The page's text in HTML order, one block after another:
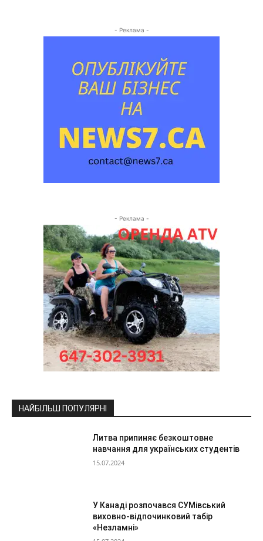
- Реклама -
- Реклама -
НАЙБІЛЬШ ПОПУЛЯРНІ
Литва припиняє безкоштовне
навчання для українських студентів
15.07.2024
У Канаді розпочався СУМівський
виховно-відпочинковий табір
«Незламні»